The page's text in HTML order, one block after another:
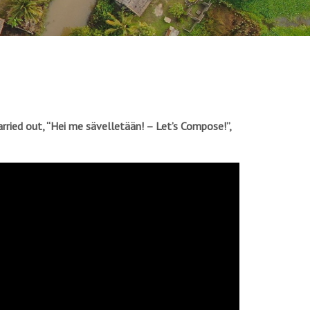
out, “Hei me sävelletään! – Let’s Compose!”,